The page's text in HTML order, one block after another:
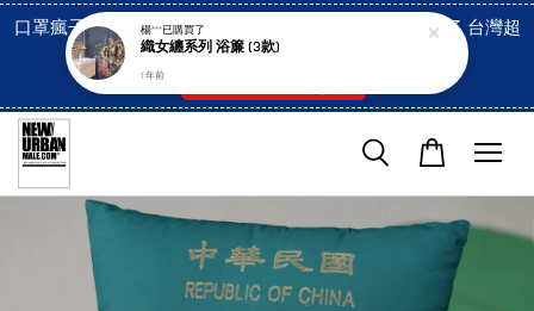
口罩瘋子官網, 放心訂購! 香港澳門信用卡付費已經開啓了 台灣超
市貨到付款也是!
楊***已購買了
織女纏系列 浴簾 (3款)
1 年前